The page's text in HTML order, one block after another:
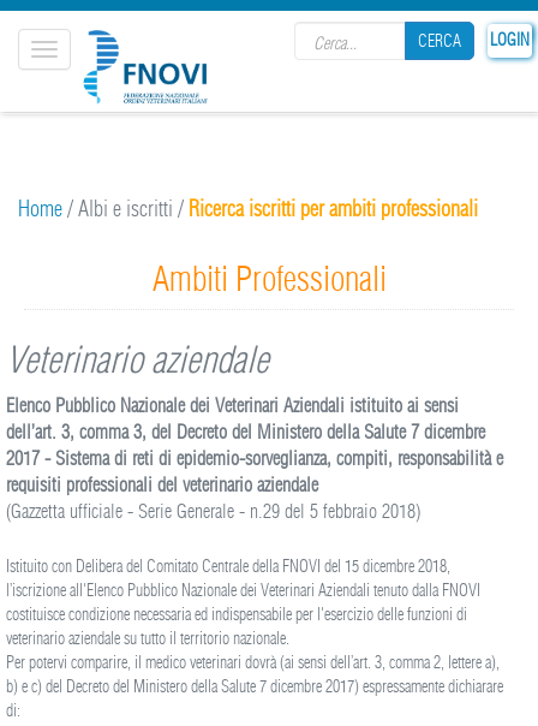
LOGIN
CERCA
Toggle
navigation
Home/Albi e iscritti / Ricerca iscritti per ambiti professionali
Ambiti Professionali
Veterinario aziendale
Elenco Pubblico Nazionale dei Veterinari Aziendali istituito ai sensi
dell’art. 3, comma 3, del Decreto del Ministero della Salute 7 dicembre
2017 - Sistema di reti di epidemio-sorveglianza, compiti, responsabilità e
requisiti professionali del veterinario aziendale
(Gazzetta ufficiale - Serie Generale - n.29 del 5 febbraio 2018)
Istituito con Delibera del Comitato Centrale della FNOVI del 15 dicembre 2018,
l’iscrizione all'Elenco Pubblico Nazionale dei Veterinari Aziendali tenuto dalla FNOVI
costituisce condizione necessaria ed indispensabile per l'esercizio delle funzioni di
veterinario aziendale su tutto il territorio nazionale.
Per potervi comparire, il medico veterinari dovrà (ai sensi dell’art. 3, comma 2, lettere a),
b) e c) del Decreto del Ministero della Salute 7 dicembre 2017) espressamente dichiarare
di: